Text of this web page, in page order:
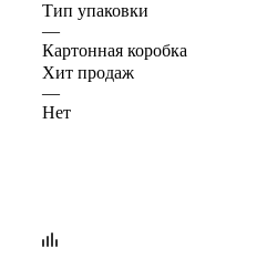
Тип упаковки
—
Картонная коробка
Хит продаж
—
Нет